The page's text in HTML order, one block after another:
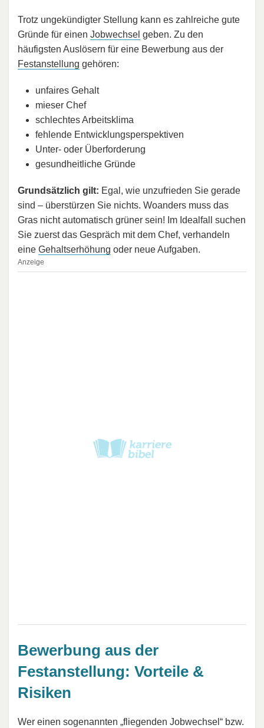
Trotz ungekündigter Stellung kann es zahlreiche gute
Gründe für einen Jobwechsel geben. Zu den
häufigsten Auslösern für eine Bewerbung aus der
Festanstellung gehören:
unfaires Gehalt
mieser Chef
schlechtes Arbeitsklima
fehlende Entwicklungsperspektiven
Unter- oder Überforderung
gesundheitliche Gründe
Grundsätzlich gilt: Egal, wie unzufrieden Sie gerade
sind – überstürzen Sie nichts. Woanders muss das
Gras nicht automatisch grüner sein! Im Idealfall suchen
Sie zuerst das Gespräch mit dem Chef, verhandeln
eine Gehaltserhöhung oder neue Aufgaben.
Anzeige
Bewerbung aus der
Festanstellung: Vorteile &
Risiken
Wer einen sogenannten „fliegenden Jobwechsel“ bzw.